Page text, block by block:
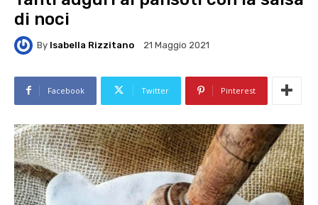
di noci
By Isabella Rizzitano 21 Maggio 2021
Facebook Twitter Pinterest